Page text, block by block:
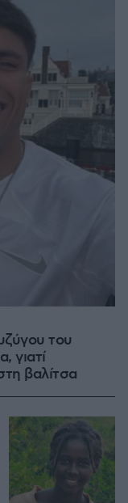
του
γιατί
βαλίτσα